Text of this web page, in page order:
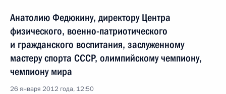
Анатолию Федюкину, директору Центра
физического, военно-патриотического
и гражданского воспитания, заслуженному
мастеру спорта СССР, олимпийскому чемпиону,
чемпиону мира
26 января 2012 года, 12:50